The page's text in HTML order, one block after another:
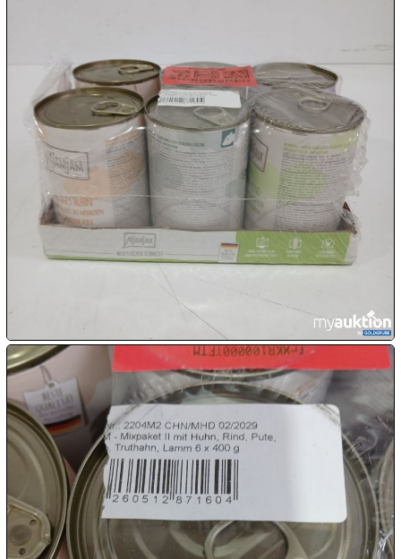
10.08:
10.08:

11.08:
Chips
Aktion
Milky
Way
Aktion